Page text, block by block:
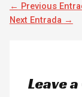
← Previous
Next Entrada →
Leave